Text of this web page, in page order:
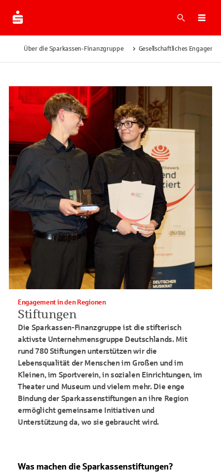
Suche
Über die Sparkassen-Finanzgruppe Gesellschaftliches
Stiftungen
Engagement in den Regionen
Die Sparkassen-Finanzgruppe ist die stifterisch
aktivste Unternehmensgruppe Deutschlands. Mit
rund 780 Stiftungen unterstützen wir die
Lebensqualität der Menschen im Großen und im
Kleinen, im Sportverein, in sozialen Einrichtungen, im
Theater und Museum und vielem mehr. Die enge
Bindung der Sparkassenstiftungen an ihre Region
ermöglicht gemeinsame Initiativen und
Unterstützung da, wo sie gebraucht wird.
Was machen die Sparkassenstiftungen?